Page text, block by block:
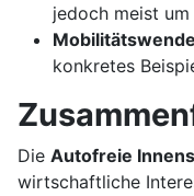
jedoch meist
konkretes
Die Autofreie
wirtschaftliche